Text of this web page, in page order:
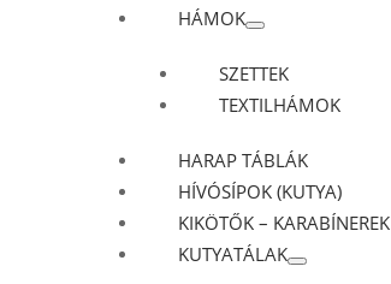
HÁMOK
SZETTEK
TEXTILHÁMOK
HARAP TÁBLÁK
HÍVÓSÍPOK (KUTYA)
KIKÖTŐK – KARABÍNEREK
KUTYATÁLAK